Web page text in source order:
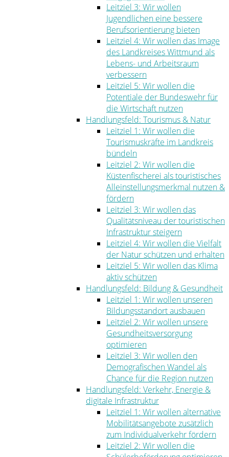
Leitziel 3: Wir wollen
Jugendlichen eine bessere
Berufsorientierung bieten
Leitziel 4: Wir wollen das Image
des Landkreises Wittmund als
Lebens- und Arbeitsraum
verbessern
Leitziel 5: Wir wollen die
Potentiale der Bundeswehr für
die Wirtschaft nutzen
Handlungsfeld: Tourismus & Natur
Leitziel 1: Wir wollen die
Tourismuskräfte im Landkreis
bündeln
Leitziel 2: Wir wollen die
Küstenfischerei als touristisches
Alleinstellungsmerkmal nutzen &
fördern
Leitziel 3: Wir wollen das
Qualitätsniveau der touristischen
Infrastruktur steigern
Leitziel 4: Wir wollen die Vielfalt
der Natur schützen und erhalten
Leitziel 5: Wir wollen das Klima
aktiv schützen
Handlungsfeld: Bildung & Gesundheit
Leitziel 1: Wir wollen unseren
Bildungsstandort ausbauen
Leitziel 2: Wir wollen unsere
Gesundheitsversorgung
optimieren
Leitziel 3: Wir wollen den
Demografischen Wandel als
Chance für die Region nutzen
Handlungsfeld: Verkehr, Energie &
digitale Infrastruktur
Leitziel 1: Wir wollen alternative
Mobilitätsangebote zusätzlich
zum Individualverkehr fördern
Leitziel 2: Wir wollen die